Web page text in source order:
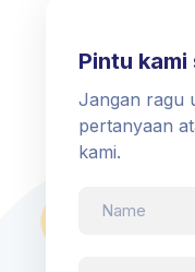
Pintu
Jangan ragu
pertanyaan
kami.